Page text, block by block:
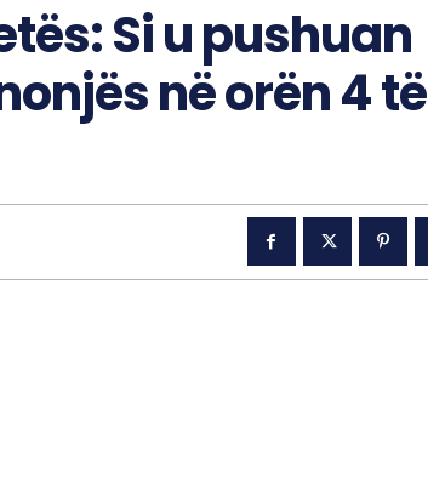
Si u pushuan
në orën 4 të